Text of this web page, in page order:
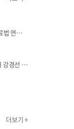
한국임상약학회, 2026 약물치료법 연수강좌 8월 21일 개최
강스템바이오텍, 창업자 서울대 강경선 교수 최고과학책임자 선임
더보기 +